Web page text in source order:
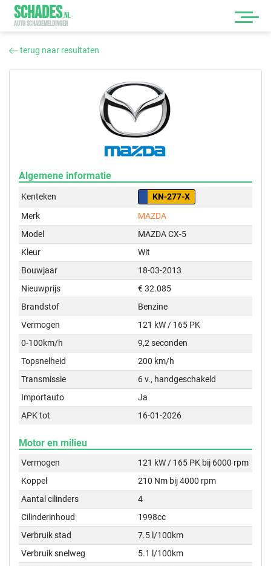
SCHADES.NL
AUTO SCHADEMELDINGEN
terug naar resultaten
Algemene informatie
Kenteken
KN-277-X
Merk
MAZDA
Model
MAZDA CX-5
Kleur
Wit
Bouwjaar
18-03-2013
Nieuwprijs
€ 32.085
Brandstof
Benzine
Vermogen
121 kW / 165 PK
0-100km/h
9,2 seconden
Topsnelheid
200 km/h
Transmissie
6 v., handgeschakeld
Importauto
Ja
APK tot
16-01-2026
Motor en milieu
Vermogen
121 kW / 165 PK bij 6000 rpm
Koppel
210 Nm bij 4000 rpm
Aantal cilinders
4
Cilinderinhoud
1998cc
Verbruik stad
7.5 l/100km
Verbruik snelweg
5.1 l/100km